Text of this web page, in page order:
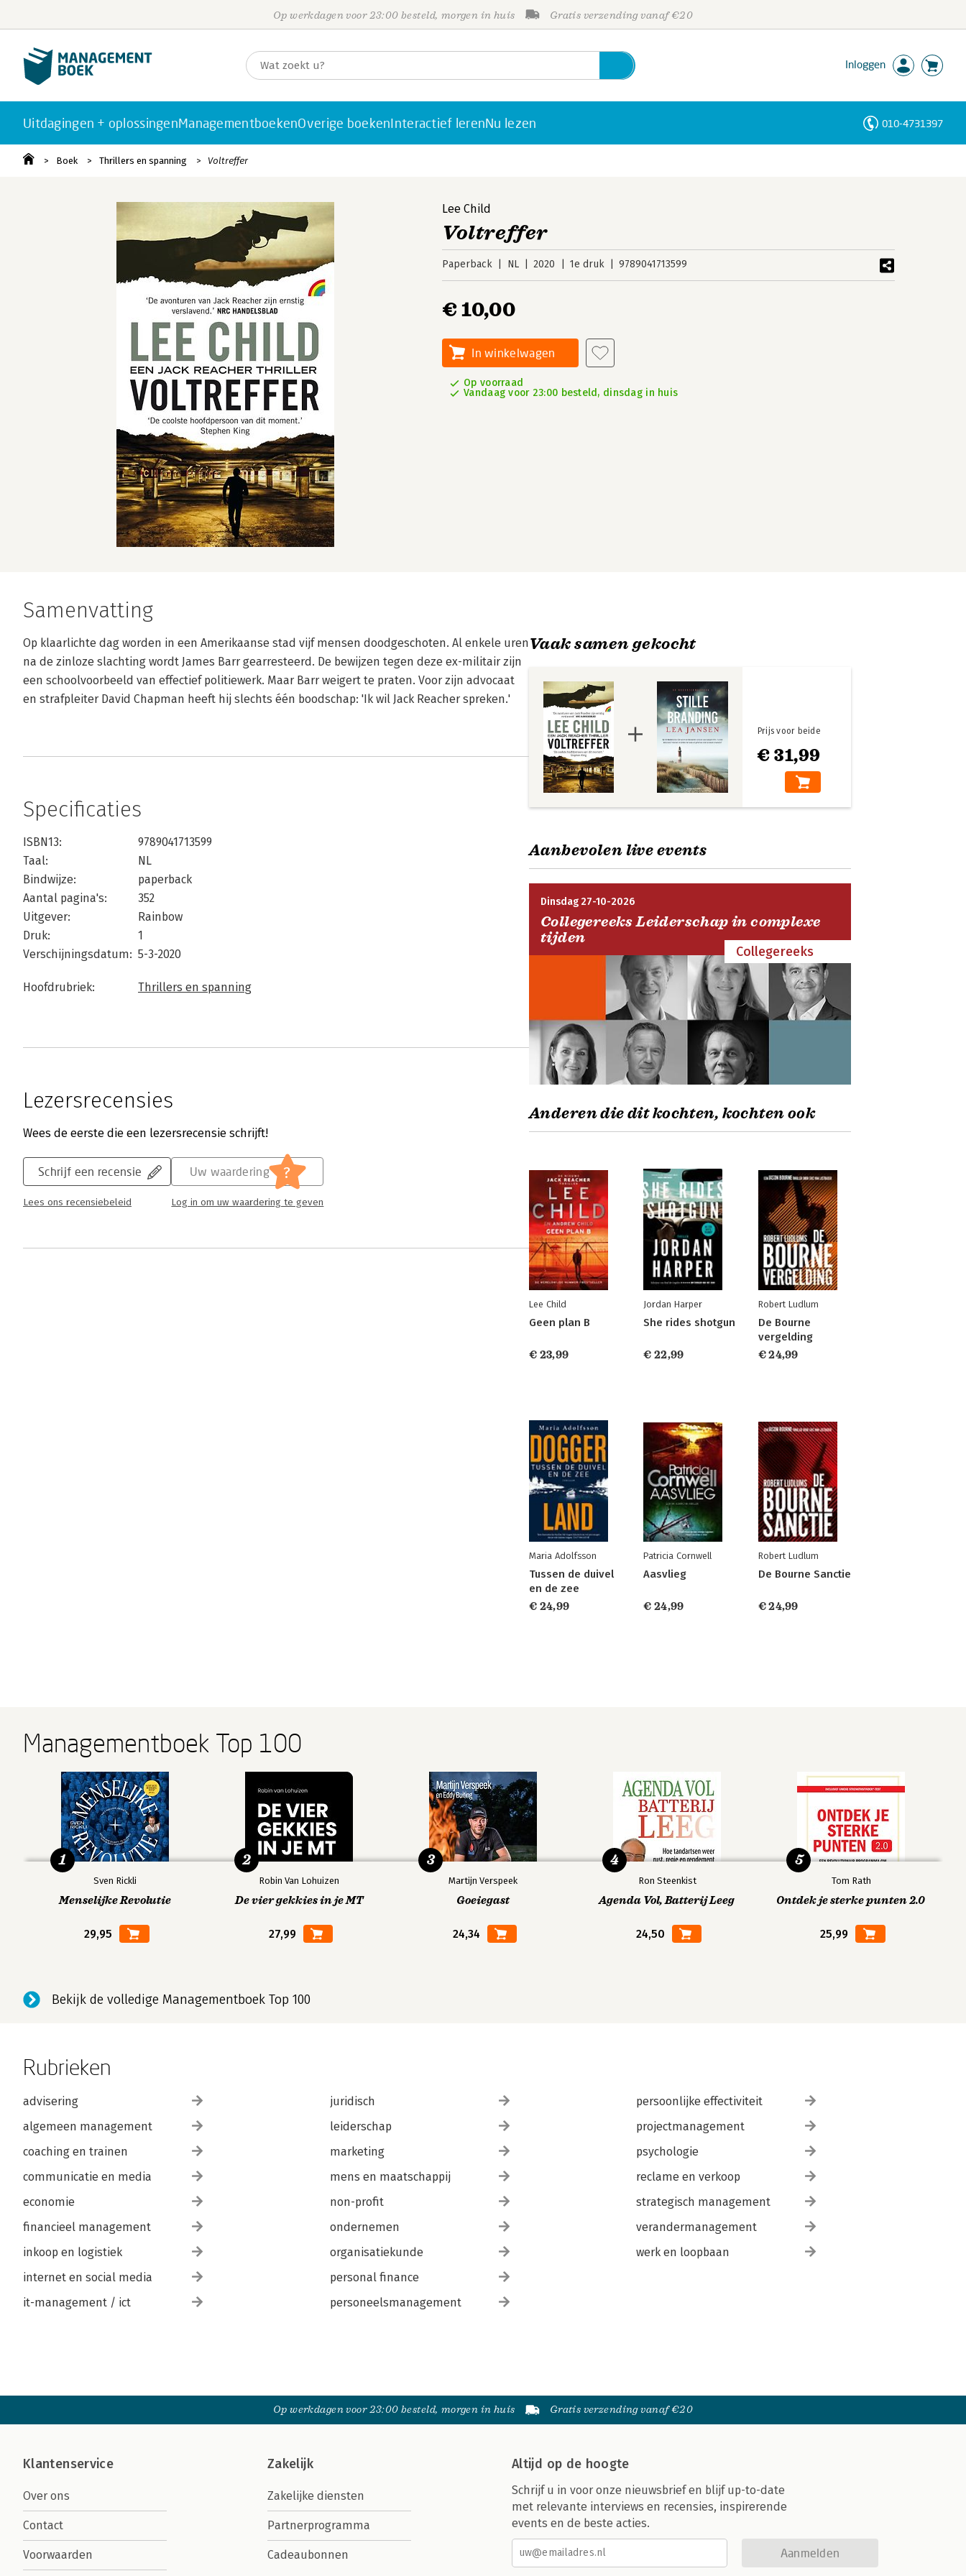
Op werkdagen voor 23:00 besteld, morgen in huis Gratis verzending vanaf €20
Inloggen
Uitdagingen + oplossingenManagementboekenOverige boekenInteractief lerenNu lezen 010-4731397
Boek Thrillers en spanning Voltreffer
Lee Child
Voltreffer
Paperback NL 2020 1e druk 9789041713599
€ 10,00
In winkelwagen
Op voorraad
Vandaag voor 23:00 besteld, dinsdag in huis
Samenvatting
Op klaarlichte dag worden in een Amerikaanse stad vijf mensen doodgeschoten. Al enkele uren
na de zinloze slachting wordt James Barr gearresteerd. De bewijzen tegen deze ex-militair zijn
een schoolvoorbeeld van effectief politiewerk. Maar Barr weigert te praten. Voor zijn advocaat
en strafpleiter David Chapman heeft hij slechts één boodschap: 'Ik wil Jack Reacher spreken.'
Specificaties
ISBN13:
9789041713599
Taal:
NL
Bindwijze:
paperback
Aantal pagina's:
352
Uitgever:
Rainbow
Druk:
1
Verschijningsdatum: 5-3-2020
Hoofdrubriek: Thrillers en spanning
Lezersrecensies
Wees de eerste die een lezersrecensie schrijft!
Schrijf een recensie
Lees ons recensiebeleid
Uw waardering ?
Log in om uw waardering te geven
Vaak samen gekocht
€ 31,99
Prijs voor beide
Aanbevolen live events
Dinsdag 27-10-2026
Collegereeks Leiderschap in complexe
tijden
Collegereeks
Anderen die dit kochten, kochten ook
Lee Child
Geen plan B
€ 23,99
Jordan Harper
She rides shotgun
€ 22,99
Robert Ludlum
De Bourne
vergelding
€ 24,99
Maria Adolfsson
Tussen de duivel
en de zee
€ 24,99
Patricia Cornwell
Aasvlieg
€ 24,99
Robert Ludlum
De Bourne Sanctie
€ 24,99
Managementboek Top 100
Sven Rickli
Menselijke Revolutie
29,95
1
Robin Van Lohuizen
De vier gekkies in je MT
27,99
2
Martijn Verspeek
Goeiegast
24,34
3
Ron Steenkist
Agenda Vol, Batterij Leeg
24,50
4
Tom Rath
Ontdek je sterke punten 2.0
25,99
5
Bekijk de volledige Managementboek Top 100
Rubrieken
advisering
algemeen management
coaching en trainen
communicatie en media
economie
financieel management
inkoop en logistiek
internet en social media
it-management / ict
juridisch
leiderschap
marketing
mens en maatschappij
non-profit
ondernemen
organisatiekunde
personal finance
personeelsmanagement
persoonlijke effectiviteit
projectmanagement
psychologie
reclame en verkoop
strategisch management
verandermanagement
werk en loopbaan
Op werkdagen voor 23:00 besteld, morgen in huis Gratis verzending vanaf €20
Klantenservice
Over ons
Contact
Voorwaarden
Zakelijk
Zakelijke diensten
Partnerprogramma
Cadeaubonnen
Altijd op de hoogte
Schrijf u in voor onze nieuwsbrief en blijf up-to-date
met relevante interviews en recensies, inspirerende
events en de beste acties.
Aanmelden
Personen